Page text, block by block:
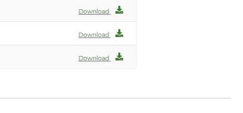
Download
Download
Download